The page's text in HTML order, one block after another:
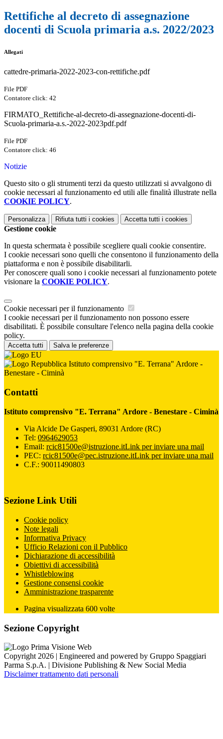
Rettifiche al decreto di assegnazione
docenti di Scuola primaria a.s. 2022/2023
Allegati
cattedre-primaria-2022-2023-con-rettifiche.pdf
File PDF
Contatore click: 42
FIRMATO_Rettifiche-al-decreto-di-assegnazione-docenti-di-
Scuola-primaria-a.s.-2022-2023pdf.pdf
File PDF
Contatore click: 46
Notizie
Questo sito o gli strumenti terzi da questo utilizzati si avvalgono di
cookie necessari al funzionamento ed utili alle finalità illustrate nella
COOKIE POLICY.
Personalizza Rifiuta tutti i cookies Accetta tutti i cookies
Gestione cookie
In questa schermata è possibile scegliere quali cookie consentire.
I cookie necessari sono quelli che consentono il funzionamento della
piattaforma e non è possibile disabilitarli.
Per conoscere quali sono i cookie necessari al funzionamento potete
visionare la COOKIE POLICY.
Cookie necessari per il funzionamento
I cookie necessari per il funzionamento non possono essere
disabilitati. È possibile consultare l'elenco nella pagina della cookie
policy.
Accetta tutti Salva le preferenze
Istituto comprensivo "E. Terrana" Ardore -
Benestare - Ciminà
Contatti
Istituto comprensivo "E. Terrana" Ardore - Benestare - Ciminà
Via Alcide De Gasperi, 89031 Ardore (RC)
Tel: 0964629053
Email: rcic81500e@istruzione.itLink per inviare una mail
PEC: rcic81500e@pec.istruzione.itLink per inviare una mail
C.F.: 90011490803
Sezione Link Utili
Cookie policy
Note legali
Informativa Privacy
Ufficio Relazioni con il Pubblico
Dichiarazione di accessibilità
Obiettivi di accessibilità
Whistleblowing
Gestione consensi cookie
Amministrazione trasparente
Pagina visualizzata 600 volte
Sezione Copyright
Copyright 2026 | Engineered and powered by Gruppo Spaggiari
Parma S.p.A. | Divisione Publishing & New Social Media
Disclaimer trattamento dati personali